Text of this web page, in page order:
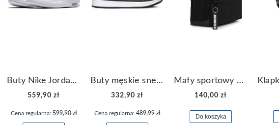
Buty Nike Jordan Flight Origin 4 921196-100
559,90 zł
Cena regularna:599,90 zł
Buty męskie sneakersy Jordan Access AR3762-006
332,90 zł
Cena regularna:489,99 zł
Mały sportowy plecak plecaczek Nike Brasilia JDI DR6091-017
140,00 zł
Do koszyka